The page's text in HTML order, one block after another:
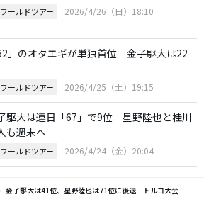
ールドツアー 2026/4/26（日）18:10
62」のオタエギが単独首位 金子駆大は22
ールドツアー 2026/4/25（土）19:15
駆大は連日「67」で9位 星野陸也と桂川
も週末へ
ールドツアー 2026/4/24（金）20:04
金子駆大は41位、星野陸也は71位に後退 トルコ大会